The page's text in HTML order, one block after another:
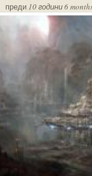
преди 10 години 6